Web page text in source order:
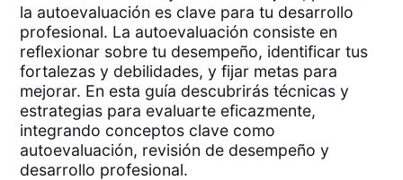
la autoevaluación es clave para tu desarrollo
profesional. La autoevaluación consiste en
reflexionar sobre tu desempeño, identificar tus
fortalezas y debilidades, y fijar metas para
mejorar. En esta guía descubrirás técnicas y
estrategias para evaluarte eficazmente,
integrando conceptos clave como
autoevaluación, revisión de desempeño y
desarrollo profesional.